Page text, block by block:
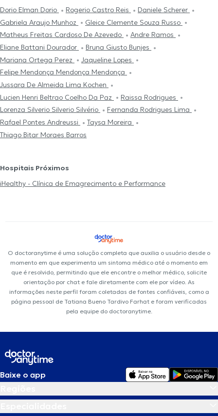
Dorio Elman Dorio
Rogerio Castro Reis
Daniele Scherer
Gabriela Araujo Munhoz
Gleice Clemente Souza Russo
Matheus Freitas Cardoso De Azevedo
Andre Ramos
Eliane Battani Dourador
Bruna Giusto Bunjes
Mariana Ortega Perez
Jaqueline Lopes
Felipe Mendonça Mendonça Mendonça
Jussara De Almeida Lima Kochen
Lucien Henri Beltrao Coelho Da Paz
Raissa Rodrigues
Lorenza Silverio Silverio Silvério
Fernanda Rodrigues Lima
Rafael Pontes Andreussi
Taysa Moreira
Thiago Bitar Moraes Barros
Hospitais Próximos
iHealthy - Clínica de Emagrecimento e Performance
O doctoranytime é uma solução completa que auxilia o usuário desde o
momento em que experimenta um sintoma médico até o momento em
que é resolvido, permitindo que ele encontre o melhor médico, solicite
orientação por chat e fale diretamente com ele por vídeo. As
informações neste perfil foram coletadas de fontes confiáveis, como a
página pessoal de Tatiana Bueno Tardivo Farhat e foram verificadas
pela equipe do doctoranytime.
Baixe o app